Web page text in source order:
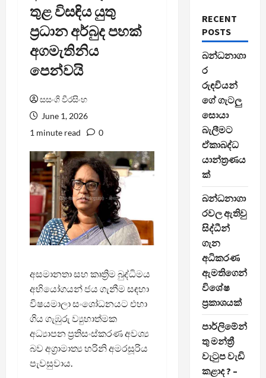
තුළ විසඳිය යුතු
ප්‍රධාන අර්බුද පහක්
අගමැතිනිය
පෙන්වයි
සසංගි වීරසිංහ
June 1, 2026
1 minute read
0
අසමානතා සහ කෘත්‍රිම බුද්ධිමය
අභියෝගයන් ජය ගැනීම සඳහා
විෂයමාලා සංශෝධනයට එහා
ගිය ගැඹුරු ව්‍යුහාත්මක
අධ්‍යාපන ප්‍රතිසංස්කරණ අවශ්‍ය
බව අග්‍රාමාත්‍ය හරිනි අමරසූරිය
පැවසුවාය.
RECENT
POSTS
බන්ධනාගා
ර
රුඳවියන්
ගේ ගැටලු
සොයා
බැලීමට
ඒකාබද්ධ
යාන්ත්‍රණය
ක්
බන්ධනාගා
රවල ඇතිවු
සිද්ධීන්
ගැන
අධිකරණ
ඇමතිගෙන්
විශේෂ
ප්‍රකාශයක්
පාර්ලිමේන්
තු මන්ත්‍රී
වැටුප වැඩි
කළාද ? –